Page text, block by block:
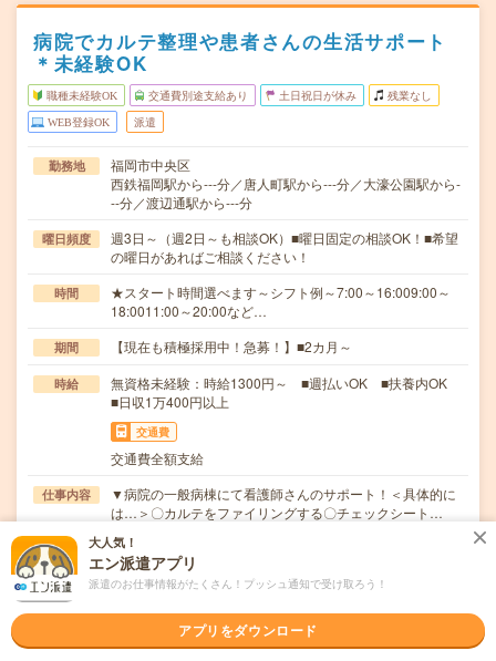
病院でカルテ整理や患者さんの生活サポート
＊未経験OK
職種未経験OK 交通費別途支給あり 土日祝日が休み 残業なし
WEB登録OK 派遣
勤務地
福岡市中央区
西鉄福岡駅から---分／唐人町駅から---分／大濠公園駅から-
--分／渡辺通駅から---分
曜日頻度
週3日～（週2日～も相談OK）■曜日固定の相談OK！■希望
の曜日があればご相談ください！
時間
★スタート時間選べます～シフト例～7:00～16:009:00～
18:0011:00～20:00など…
期間 【現在も積極採用中！急募！】■2カ月～
時給
無資格未経験：時給1300円～ ■週払いOK ■扶養内OK
■日収1万400円以上
交通費
交通費全額支給
仕事内容
▼病院の一般病棟にて看護師さんのサポート！＜具体的に
は…＞〇カルテをファイリングする〇チェックシート…
応募資格
職種未経験OK / ブランクOK / パソコンスキル不要 / 英語力
不要
無資格・未経験OK年齢・学歴不問 ブランクOK★10名以
職場の雰囲気
大人気！
エン派遣アプリ
派遣のお仕事情報がたくさん！プッシュ通知で受け取ろう！
アプリをダウンロード